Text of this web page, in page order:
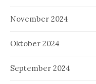
November 2024
Oktober 2024
September 2024